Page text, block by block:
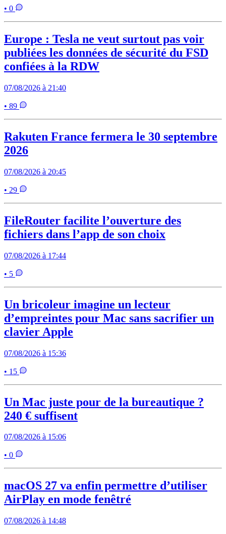
• 0
Europe : Tesla ne veut surtout pas voir
publiées les données de sécurité du FSD
confiées à la RDW
07/08/2026 à 21:40
• 89
Rakuten France fermera le 30 septembre
2026
07/08/2026 à 20:45
• 29
FileRouter facilite l’ouverture des
fichiers dans l’app de son choix
07/08/2026 à 17:44
• 5
Un bricoleur imagine un lecteur
d’empreintes pour Mac sans sacrifier un
clavier Apple
07/08/2026 à 15:36
• 15
Un Mac juste pour de la bureautique ?
240 € suffisent
07/08/2026 à 15:06
• 0
macOS 27 va enfin permettre d’utiliser
AirPlay en mode fenêtré
07/08/2026 à 14:48